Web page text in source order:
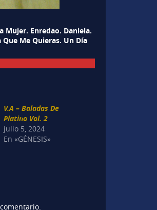
Mujer. Enredao. Daniela.
Me Quieras. Un Día
V.A – Baladas De
Platino Vol. 2
julio 5, 2024
En «GÉNESIS»